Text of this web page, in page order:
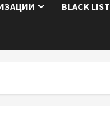
BLACK LIST